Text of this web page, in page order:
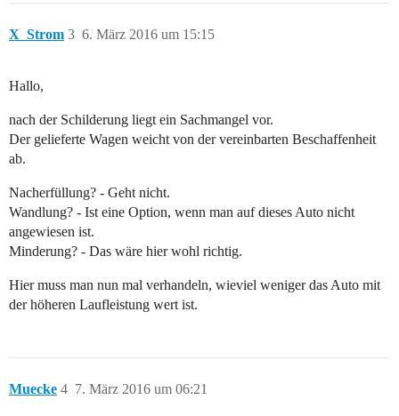
X_Strom 6. März 2016 um 15:15
3
Hallo,
nach der Schilderung liegt ein Sachmangel vor.
Der gelieferte Wagen weicht von der vereinbarten Beschaffenheit
ab.
Nacherfüllung? - Geht nicht.
Wandlung? - Ist eine Option, wenn man auf dieses Auto nicht
angewiesen ist.
Minderung? - Das wäre hier wohl richtig.
Hier muss man nun mal verhandeln, wieviel weniger das Auto mit
der höheren Laufleistung wert ist.
Muecke 7. März 2016 um 06:21
4